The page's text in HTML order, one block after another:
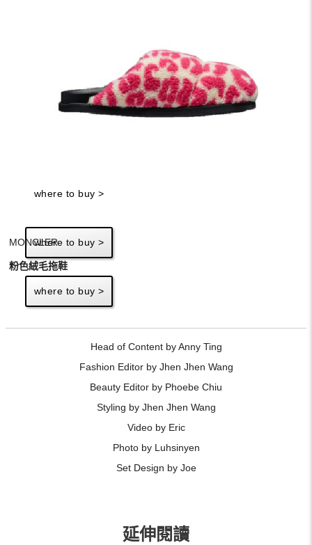
by MONCLER。
最後環節，將會由同樣是本次同框明星的鸚兒來2選1，選
出牠喜歡哪一種Style的水兒！只見鸚兒走到2張照片面
前，就只是默默地走過，誰都沒選，「咳...我覺得2位都表
where to buy >
小飛象聯名T恤
where to buy >
MONCLER
粉色絨毛拖鞋
where to buy >
Head of Content by Anny Ting
Fashion Editor by Jhen Jhen Wang
Beauty Editor by Phoebe Chiu
Styling by Jhen Jhen Wang
Video by Eric
Photo by Luhsinyen
Set Design by Joe
延伸閱讀